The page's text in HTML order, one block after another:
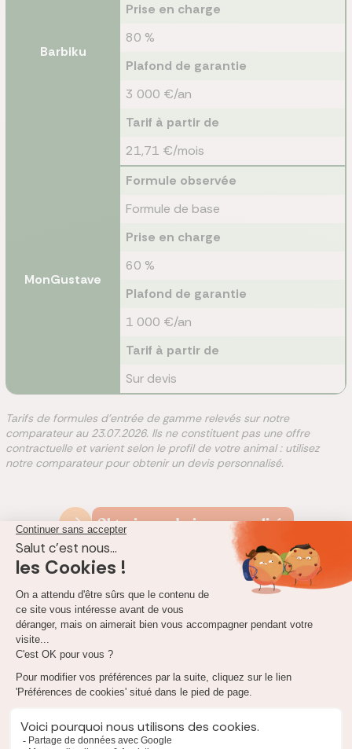
Barbiku
Prise en charge
80 %
Plafond de garantie
3 000 €/an
Tarif à partir de
21,71 €/mois
MonGustave
Formule observée
Formule de base
Prise en charge
60 %
Plafond de garantie
1 000 €/an
Tarif à partir de
Sur devis
Tarifs de formules d'entrée de gamme relevés sur notre
comparateur au 23.07.2026. Ils ne constituent pas une offre
contractuelle et varient selon le profil de votre animal : utilisez
notre comparateur pour obtenir un devis personnalisé.
Obtenir mes devis personnalisés
La liste des assureurs par catégorie
Assureurs proposant aussi une formule NAC
Ces assureurs couvrent, en plus des chiens et des chats, tout ou
partie des nouveaux animaux de compagnie (lapin, furet,
perroquet, rongeur selon les contrats). Consultez notre
comparatif assurance NACpour le détail des garanties par
espèce.
SantéVet